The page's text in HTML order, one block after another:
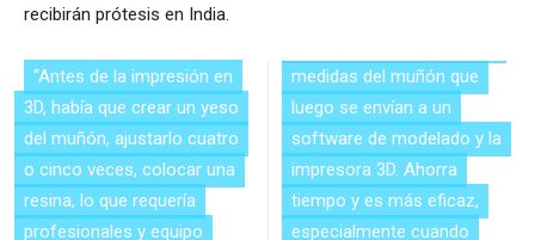
recibirán prótesis en India.
“Antes de la impresión en
3D, había que crear un yeso
del muñón, ajustarlo cuatro
o cinco veces, colocar una
resina, lo que requería
profesionales y equipo
medidas del muñón que
luego se envían a un
software de modelado y la
impresora 3D. Ahorra
tiempo y es más eficaz,
especialmente cuando